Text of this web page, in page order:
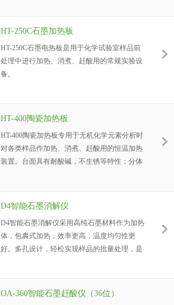
HT-250C石墨加热板
HT-250C石墨电热板是用于化学试验室样品前
处理中进行加热、消煮、赶酸用的常规实验设
备。
HT-400陶瓷加热板
HT-400陶瓷加热板专用于无机化学元素分析时
对各类样品作加热、消煮、赶酸用的恒温加热
装置。台面具有耐酸碱，不生锈等特性；分体
D4智能石墨消解仪
D4智能石墨消解仪采用高纯石墨材料作为加热
体，包裹式加热，效率更高，温度均匀性更
好。多孔设计，轻松实现样品的批量处理，是
OA-360智能石墨赶酸仪（36位）